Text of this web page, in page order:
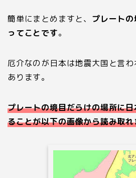
簡単にまとめますと、 プレート
ってことです。
厄介なのが日本は地震大国と言
あります。
プレートの境目だらけの場所に
ることが以下の画像から読み取